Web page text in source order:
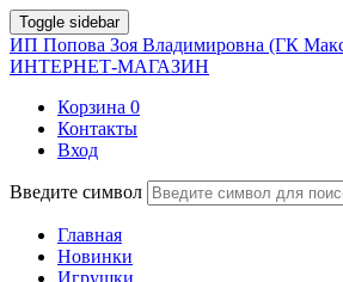
Toggle sidebar
ИП Попова Зоя Владимировна (ГК
ИНТЕРНЕТ-МАГАЗИН
Корзина 0
Контакты
Вход
Введите символ
Главная
Новинки
Игрушки